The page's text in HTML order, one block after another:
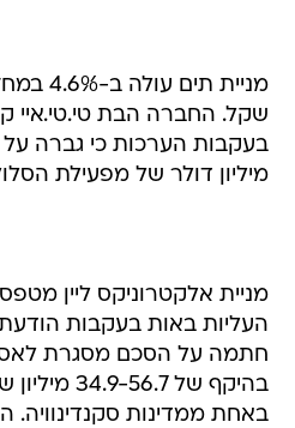
מיליון דולר של מפעילת
העליות באות בעקבות
חתמה על הסכם מסגרת
בהיקף של
באחת ממדינות